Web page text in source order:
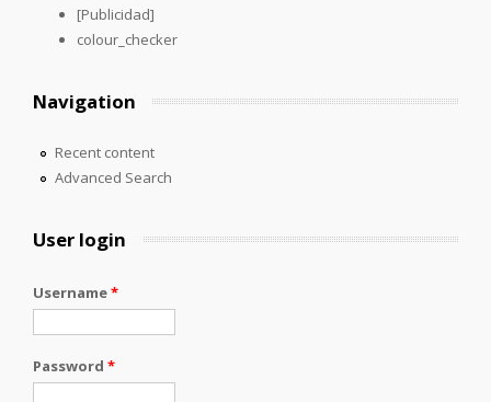
[Publicidad]
colour_checker
Navigation
Recent content
Advanced Search
User login
Username*
Password *